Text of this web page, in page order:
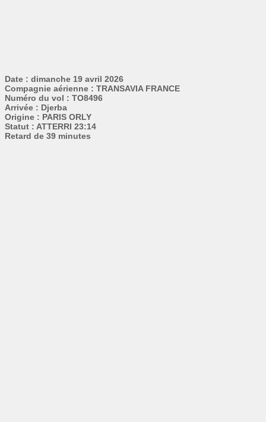
Date : dimanche 19 avril 2026
Compagnie aérienne : TRANSAVIA FRANCE
Numéro du vol : TO8496
Arrivée : Djerba
Origine : PARIS ORLY
Statut : ATTERRI 23:14
Retard de 39 minutes